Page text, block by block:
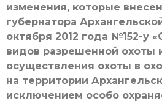
изменения, которые
губернатора
октября 2012 года №152-у
видов разрешенной охоты
осуществления охоты в
на территории
исключением особо